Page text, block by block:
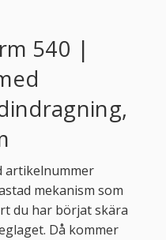
540 |
artikelnummer
mekanism som
du har börjat skära
Då kommer